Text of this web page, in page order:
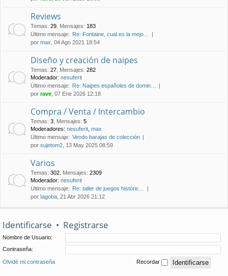
Reviews
Temas: 29 Mensajes: 183
Último mensaje: Re: Fontaine, cual es la mejo…
por max , 04 Ago 2021 18:54
Diseño y creación de naipes
Temas: 27 Mensajes: 282
Moderador: nesuferit
Último mensaje: Re: Naipes españoles de domin…
por rave , 07 Ene 2026 12:18
Compra / Venta / Intercambio
Temas: 3 Mensajes: 5
Moderadores: nesuferit max
Último mensaje: Vendo barajas de colección
por sujetom2 , 13 May 2025 08:59
Varios
Temas: 302 Mensajes: 2309
Moderador: nesuferit
Último mensaje: Re: taller de juegos históric…
por Iagoba , 21 Abr 2026 21:12
Identificarse • Registrarse
Nombre de Usuario:
Contraseña:
Olvidé mi contraseña Recordar